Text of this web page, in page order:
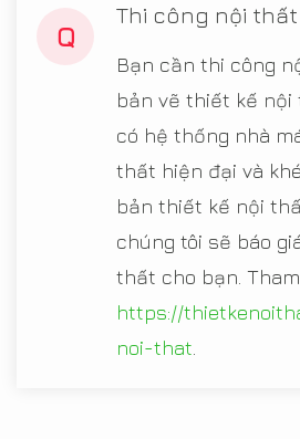
Q
Thi công nội
Bạn cần thi công
bản vẽ thiết kế nội
có hệ thống nhà
thất hiện đại và
bản thiết kế nội
chúng tôi sẽ báo
thất cho bạn.
https://
noi-that